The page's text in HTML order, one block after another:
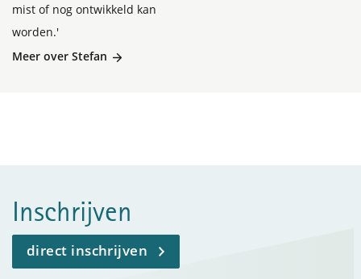
mist of nog ontwikkeld kan
worden.'
Meer over Stefan
Inschrijven
direct inschrijven